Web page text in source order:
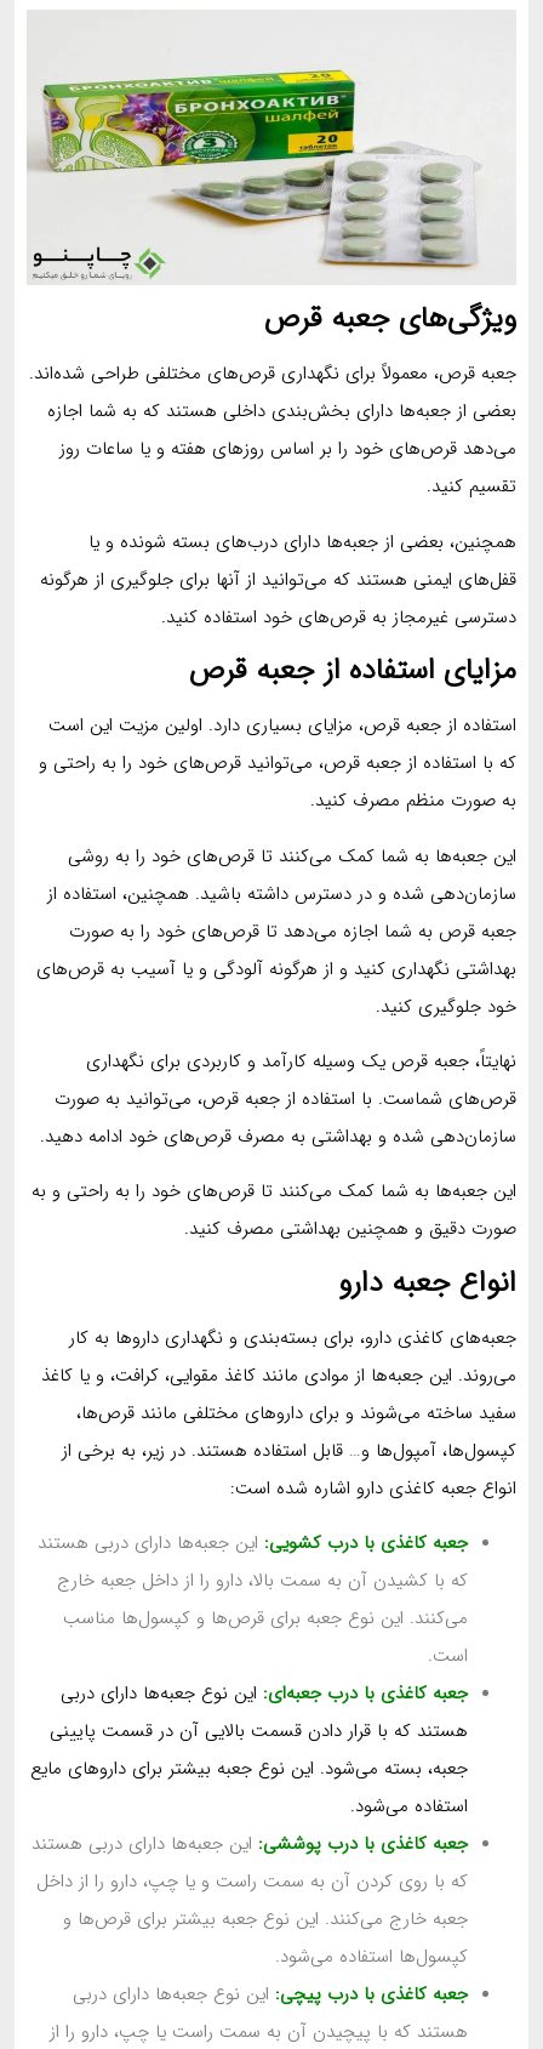
ویژگی‌های جعبه قرص
جعبه قرص، معمولاً برای نگهداری قرص‌های مختلفی طراحی شده‌اند.
بعضی از جعبه‌ها دارای بخش‌بندی داخلی هستند که به شما اجازه
می‌دهد قرص‌های خود را بر اساس روزهای هفته و یا ساعات روز
تقسیم کنید.
همچنین، بعضی از جعبه‌ها دارای درب‌های بسته شونده و یا
قفل‌های ایمنی هستند که می‌توانید از آنها برای جلوگیری از هرگونه
دسترسی غیرمجاز به قرص‌های خود استفاده کنید.
مزایای استفاده از جعبه قرص
استفاده از جعبه قرص، مزایای بسیاری دارد. اولین مزیت این است
که با استفاده از جعبه قرص، می‌توانید قرص‌های خود را به راحتی و
به صورت منظم مصرف کنید.
این جعبه‌ها به شما کمک می‌کنند تا قرص‌های خود را به روشی
سازمان‌دهی شده و در دسترس داشته باشید. همچنین، استفاده از
جعبه قرص به شما اجازه می‌دهد تا قرص‌های خود را به صورت
بهداشتی نگهداری کنید و از هرگونه آلودگی و یا آسیب به قرص‌های
خود جلوگیری کنید.
نهایتاً، جعبه قرص یک وسیله کارآمد و کاربردی برای نگهداری
قرص‌های شماست. با استفاده از جعبه قرص، می‌توانید به صورت
سازمان‌دهی شده و بهداشتی به مصرف قرص‌های خود ادامه دهید.
این جعبه‌ها به شما کمک می‌کنند تا قرص‌های خود را به راحتی و به
صورت دقیق و همچنین بهداشتی مصرف کنید.
انواع جعبه دارو
جعبه‌های کاغذی دارو، برای بسته‌بندی و نگهداری داروها به کار
می‌روند. این جعبه‌ها از موادی مانند کاغذ مقوایی، کرافت، و یا کاغذ
سفید ساخته می‌شوند و برای داروهای مختلفی مانند قرص‌ها،
کپسول‌ها، آمپول‌ها و… قابل استفاده هستند. در زیر، به برخی از
انواع جعبه کاغذی دارو اشاره شده است:
جعبه کاغذی با درب کشویی:این جعبه‌ها دارای دربی هستند
که با کشیدن آن به سمت بالا، دارو را از داخل جعبه خارج
می‌کنند. این نوع جعبه برای قرص‌ها و کپسول‌ها مناسب
است.
جعبه کاغذی با درب جعبه‌ای: این نوع جعبه‌ها دارای دربی
هستند که با قرار دادن قسمت بالایی آن در قسمت پایینی
جعبه، بسته می‌شود. این نوع جعبه بیشتر برای داروهای مایع
استفاده می‌شود.
جعبه کاغذی با درب پوششی:این جعبه‌ها دارای دربی هستند
که با روی کردن آن به سمت راست و یا چپ، دارو را از داخل
جعبه خارج می‌کنند. این نوع جعبه بیشتر برای قرص‌ها و
کپسول‌ها استفاده می‌شود.
جعبه کاغذی با درب پیچی:این نوع جعبه‌ها دارای دربی
هستند که با پیچیدن آن به سمت راست یا چپ، دارو را از